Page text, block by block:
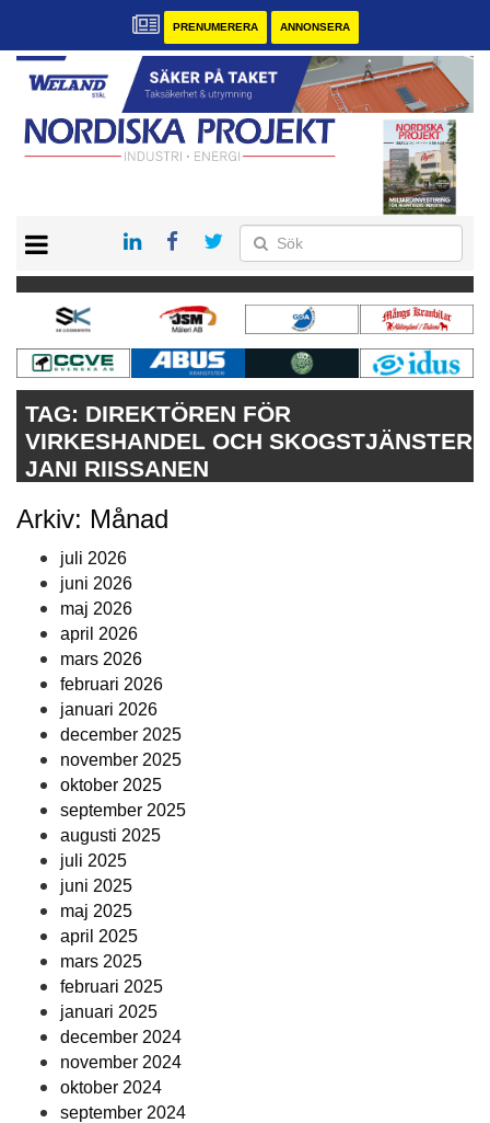
PRENUMERERA ANNONSERA
KONTAKT
VÅRA ANDRA MAGASIN
PRENUMERERA
ANNONSERA
TAG: DIREKTÖREN FÖR
VIRKESHANDEL OCH SKOGSTJÄNSTER
JANI RIISSANEN
Arkiv: Månad
juli 2026
juni 2026
maj 2026
april 2026
mars 2026
februari 2026
januari 2026
december 2025
november 2025
oktober 2025
september 2025
augusti 2025
juli 2025
juni 2025
maj 2025
april 2025
mars 2025
februari 2025
januari 2025
december 2024
november 2024
oktober 2024
september 2024